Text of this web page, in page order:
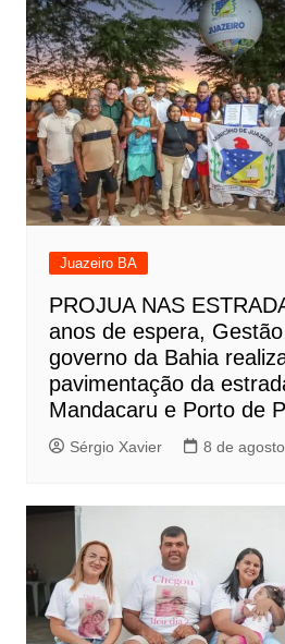
Juazeiro BA
PROJUA NAS
anos de espera,
governo da Bahia
pavimentação da
Mandacaru e Porto de
Sérgio Xavier 8 de